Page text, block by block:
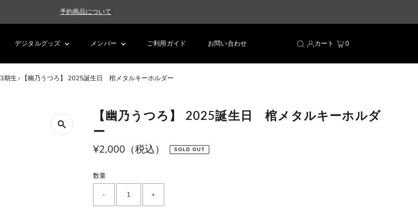
予約商品について
デジタルグッズ メンバー ご利用ガイド お問い合わせ カート 0
3期生› 【幽乃うつろ】 2025誕生日 棺メタルキーホルダー
【幽乃うつろ】 2025誕生日 棺メタルキーホルダ
ー
通
価
格
¥2,000（税込） SOLD OUT
数量
- +